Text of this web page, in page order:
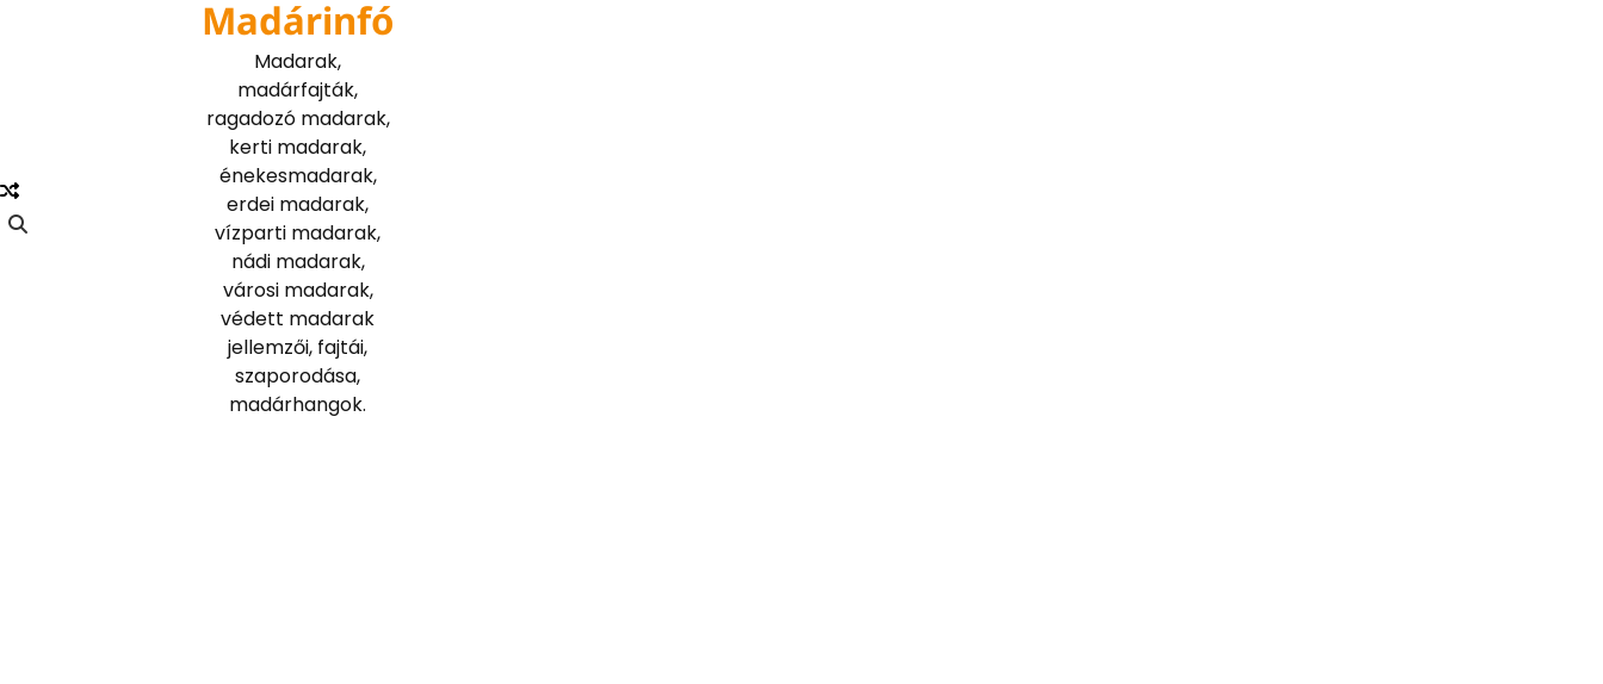
Madárinfó
Madarak,
madárfajták,
ragadozó madarak,
kerti madarak,
énekesmadarak,
erdei madarak,
vízparti madarak,
nádi madarak,
városi madarak,
védett madarak
jellemzői, fajtái,
szaporodása,
madárhangok.